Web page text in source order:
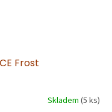
Frost
Skladem (5 ks)